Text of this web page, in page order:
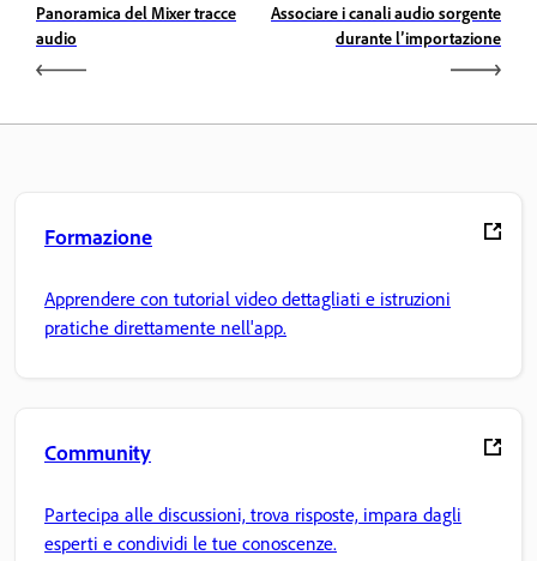
Panoramica del Mixer tracce
audio
Associare i canali audio sorgente
durante l’importazione
Formazione
Apprendere con tutorial video dettagliati e istruzioni
pratiche direttamente nell'app.
Community
Partecipa alle discussioni, trova risposte, impara dagli
esperti e condividi le tue conoscenze.